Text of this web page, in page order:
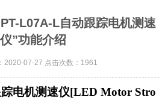
L07A-L自动跟踪电机测速
仪”功能介绍
2020-07-27 点击次数：1961
电机测速仪[LED Motor Stro